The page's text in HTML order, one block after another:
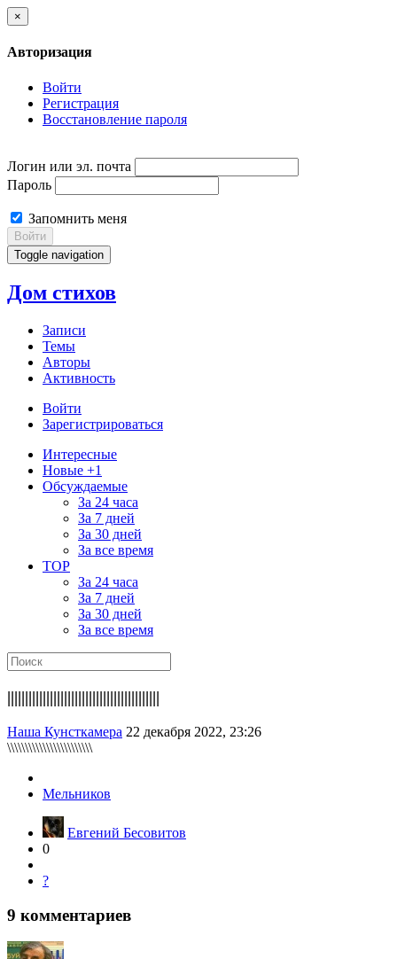
×
Авторизация
Войти
Регистрация
Восстановление пароля
Логин или эл. почта
Пароль
Запомнить меня
Войти
Toggle navigation
Дом стихов
Записи
Темы
Авторы
Активность
Войти
Зарегистрироваться
Интересные
Новые +1
Обсуждаемые
За 24 часа
За 7 дней
За 30 дней
За все время
TOP
За 24 часа
За 7 дней
За 30 дней
За все время
|||||||||||||||||||||||||||||||||||||||||||
Наша Кунсткамера 22 декабря 2022, 23:26
\\\\\\\\\\\\\\\\\\\\\\\\
Мельников
Евгений Бесовитов
0
?
9 комментариев